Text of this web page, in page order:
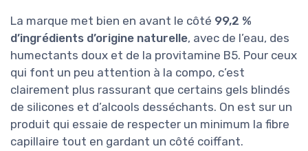
La marque met bien en avant le côté 99,2 %
d’ingrédients d’origine naturelle, avec de l’eau, des
humectants doux et de la provitamine B5. Pour ceux
qui font un peu attention à la compo, c’est
clairement plus rassurant que certains gels blindés
de silicones et d’alcools desséchants. On est sur un
produit qui essaie de respecter un minimum la fibre
capillaire tout en gardant un côté coiffant.